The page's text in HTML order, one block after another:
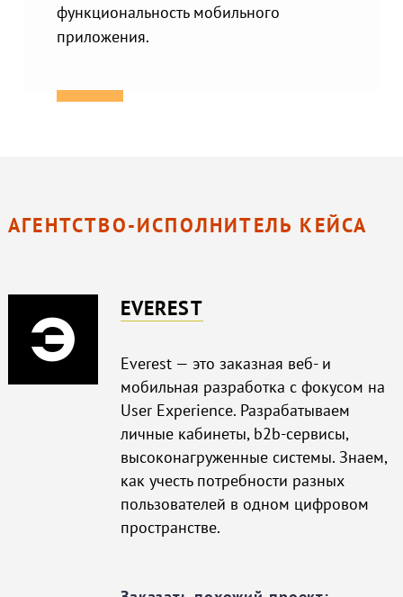
функциональность мобильного
приложения.
АГЕНТСТВО-ИСПОЛНИТЕЛЬ КЕЙСА
EVEREST
Everest — это заказная веб- и
мобильная разработка с фокусом на
User Experience. Разрабатываем
личные кабинеты, b2b-сервисы,
высоконагруженные системы. Знаем,
как учесть потребности разных
пользователей в одном цифровом
пространстве.